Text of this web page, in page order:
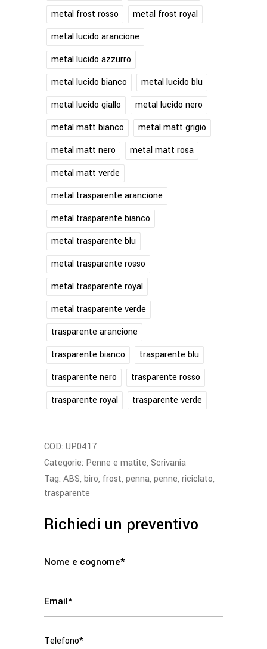
metal frost rosso
metal frost royal
metal lucido arancione
metal lucido azzurro
metal lucido bianco
metal lucido blu
metal lucido giallo
metal lucido nero
metal matt bianco
metal matt grigio
metal matt nero
metal matt rosa
metal matt verde
metal trasparente arancione
metal trasparente bianco
metal trasparente blu
metal trasparente rosso
metal trasparente royal
metal trasparente verde
trasparente arancione
trasparente bianco
trasparente blu
trasparente nero
trasparente rosso
trasparente royal
trasparente verde
COD: UP0417
Categorie: Penne e matite, Scrivania
Tag: ABS, biro, frost, penna, penne, riciclato,
trasparente
Richiedi un preventivo